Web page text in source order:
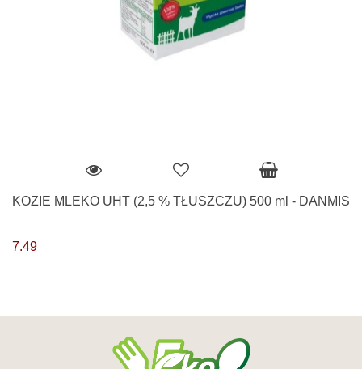
KOZIE MLEKO UHT (2,5 % TŁUSZCZU) 500 ml - DANMIS
7.49